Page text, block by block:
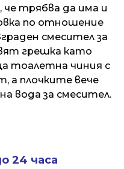
че трябва да има и
по отношение
смесител за
грешка като
тоалетна чиния с
а плочките вече
вода за смесител.
24 часа